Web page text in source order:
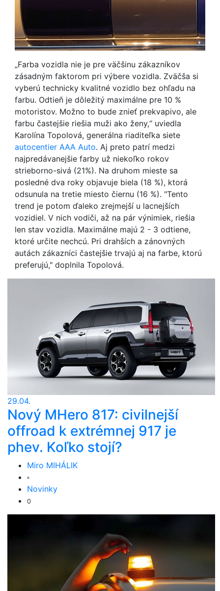
„Farba vozidla nie je pre väčšinu zákazníkov
zásadným faktorom pri výbere vozidla. Zväčša si
vyberú technicky kvalitné vozidlo bez ohľadu na
farbu. Odtieň je dôležitý maximálne pre 10 %
motoristov. Možno to bude znieť prekvapivo, ale
farbu častejšie riešia muži ako ženy,“ uviedla
Karolína Topolová, generálna riaditeľka siete
autocentier AAA Auto. Aj preto patrí medzi
najpredávanejšie farby už niekoľko rokov
strieborno-sivá (21%). Na druhom mieste sa
posledné dva roky objavuje biela (18 %), ktorá
odsunula na tretie miesto čiernu (16 %). "Tento
trend je potom ďaleko zrejmejší u lacnejších
vozidiel. V nich vodiči, až na pár výnimiek, riešia
len stav vozidla. Maximálne majú 2 - 3 odtiene,
ktoré určite nechcú. Pri drahších a zánovných
autách zákazníci častejšie trvajú aj na farbe, ktorú
preferujú," doplnila Topolová.
29.04.
Nový MHero 817: civilnejší
offroad k extrémnej 917 je
phev. Koľko stojí?
Miro MIHÁLIK
Novinky
0